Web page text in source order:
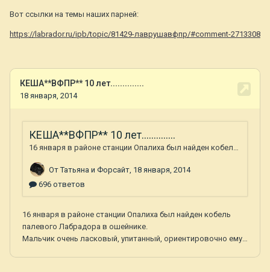
Вот ссылки на темы наших парней:
https://labrador.ru/ipb/topic/81429-лаврушавфпр/#comment-2713308